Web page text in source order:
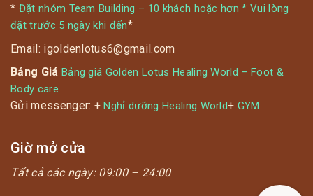
* Đặt nhóm Team Building – 10 khách hoặc hơn * Vui lòng
đặt trước 5 ngày khi đến*
Email: igoldenlotus6@gmail.com
Bảng Giá Bảng giá Golden Lotus Healing World – Foot &
Body care
Gửi messenger: +Nghỉ dưỡng Healing World+ GYM
Giờ mở cửa
Tất cả các ngày: 09:00 – 24:00